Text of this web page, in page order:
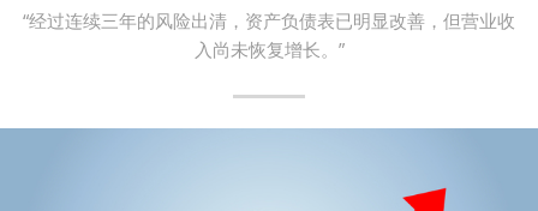
“经过连续三年的风险出清，资产负债表已明显改善，但营业收
入尚未恢复增长。”